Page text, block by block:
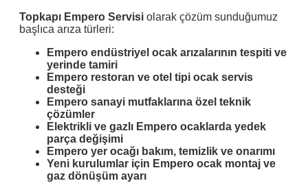
Topkapı Empero Servisi olarak çözüm sunduğumuz
başlıca arıza türleri:
Empero endüstriyel ocak arızalarının tespiti ve
yerinde tamiri
Empero restoran ve otel tipi ocak servis
desteği
Empero sanayi mutfaklarına özel teknik
çözümler
Elektrikli ve gazlı Empero ocaklarda yedek
parça değişimi
Empero yer ocağı bakım, temizlik ve onarımı
Yeni kurulumlar için Empero ocak montaj ve
gaz dönüşüm ayarı